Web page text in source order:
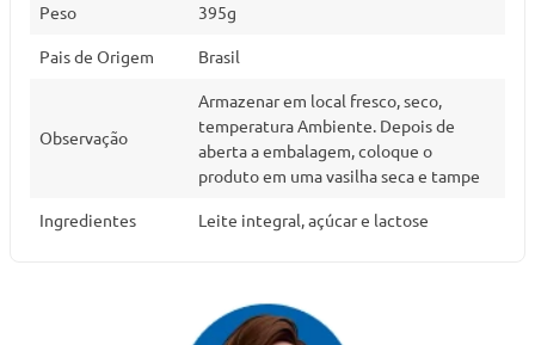
Peso 395g
Pais de Origem Brasil
Observação
Armazenar em local fresco, seco,
temperatura Ambiente. Depois de
aberta a embalagem, coloque o
produto em uma vasilha seca e tampe
Ingredientes Leite integral, açúcar e lactose